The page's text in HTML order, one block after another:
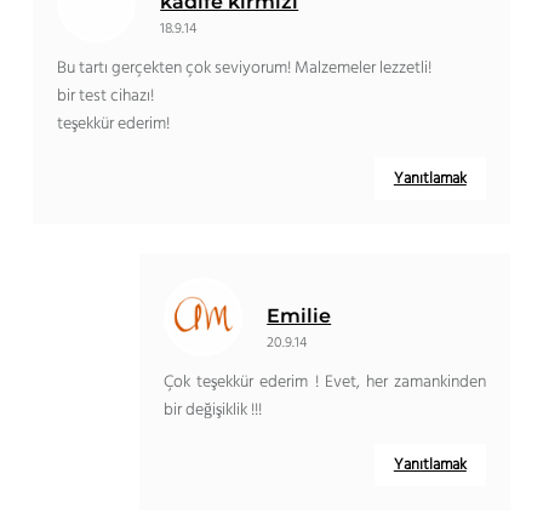
18.9.14
Bu tartı gerçekten çok seviyorum! Malzemeler lezzetli!
bir test cihazı!
teşekkür ederim!
Yanıtlamak
Emilie
20.9.14
Çok teşekkür ederim ! Evet, her zamankinden
bir değişiklik !!!
Yanıtlamak